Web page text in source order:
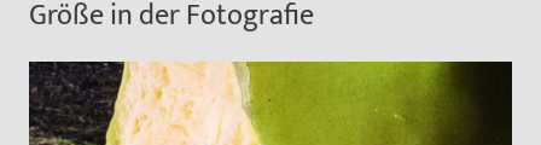
Größe in der Fotografie